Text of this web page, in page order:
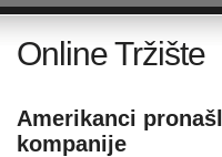
Online Tržište
Amerikanci
kompanije